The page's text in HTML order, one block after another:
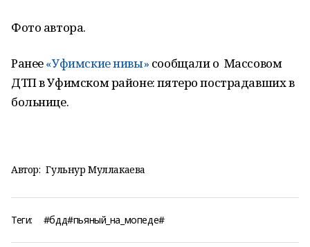
Фото автора.
Ранее«Уфимские нивы» сообщали о Массовом
ДТП в Уфимском районе: пятеро пострадавших в
больнице.
Автор: Гульнур Муллакаева
Теги: #бдд#пьяный_на_мопеде#